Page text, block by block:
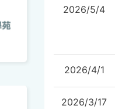
2026/5/4
2026/4/1
2026/3/17